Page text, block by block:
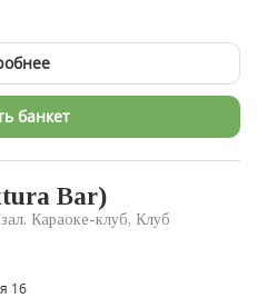
банкет
Bar)
Караоке-клуб, Клуб
16